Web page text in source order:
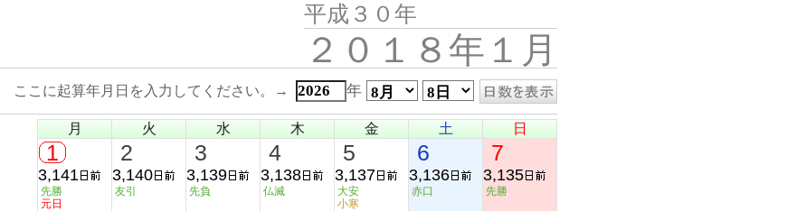
平成３０年
２０１８年１月
ここに起算年月日を入力してください。→ 年
月 火 水 木 金 土 日
1
3,141
先勝
元日
2
3,140
友引
3
3,139
先負
4
3,138
仏滅
5
3,137
大安
小寒
6
3,136
赤口
7
3,135
先勝